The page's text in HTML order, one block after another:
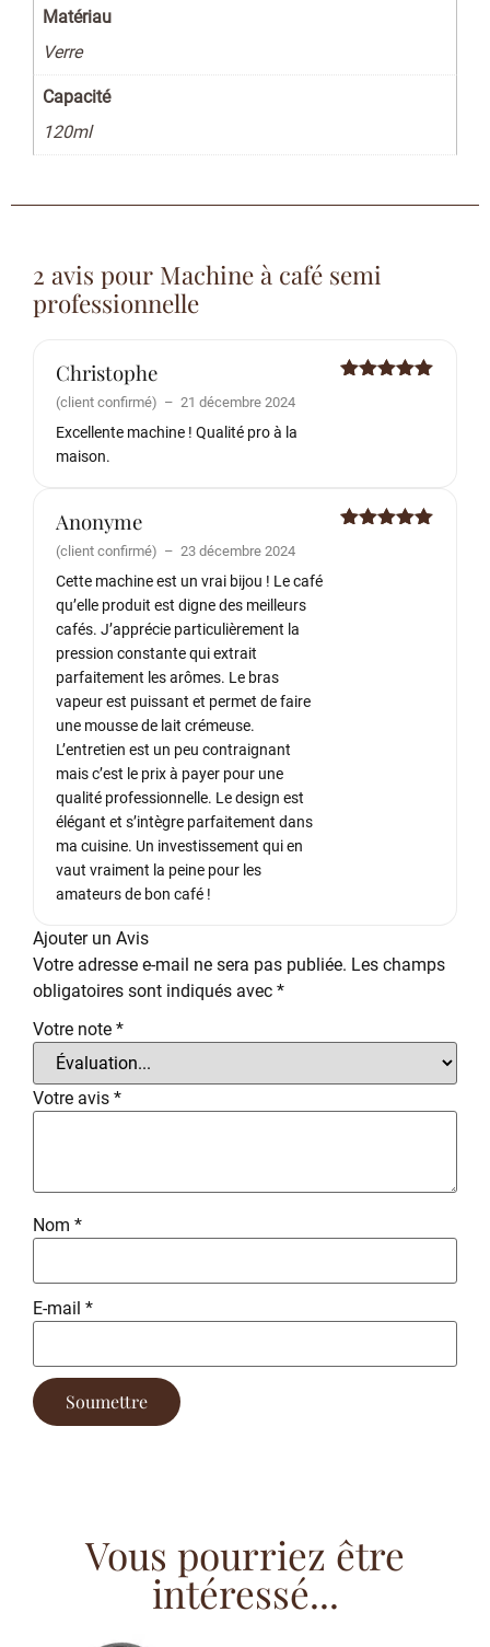
Matériau
Verre
Capacité
120ml
2 avis pour Machine à café semi
professionnelle
Christophe
(client confirmé) – 21 décembre 2024
Excellente machine ! Qualité pro à la
maison.
Anonyme
(client confirmé) – 23 décembre 2024
Cette machine est un vrai bijou ! Le café
qu’elle produit est digne des meilleurs
cafés. J’apprécie particulièrement la
pression constante qui extrait
parfaitement les arômes. Le bras
vapeur est puissant et permet de faire
une mousse de lait crémeuse.
L’entretien est un peu contraignant
mais c’est le prix à payer pour une
qualité professionnelle. Le design est
élégant et s’intègre parfaitement dans
ma cuisine. Un investissement qui en
vaut vraiment la peine pour les
amateurs de bon café !
Ajouter un Avis
Votre adresse e-mail ne sera pas publiée. Les champs
obligatoires sont indiqués avec *
Votre note *
Votre avis *
Nom *
E-mail *
Vous pourriez être
intéressé...